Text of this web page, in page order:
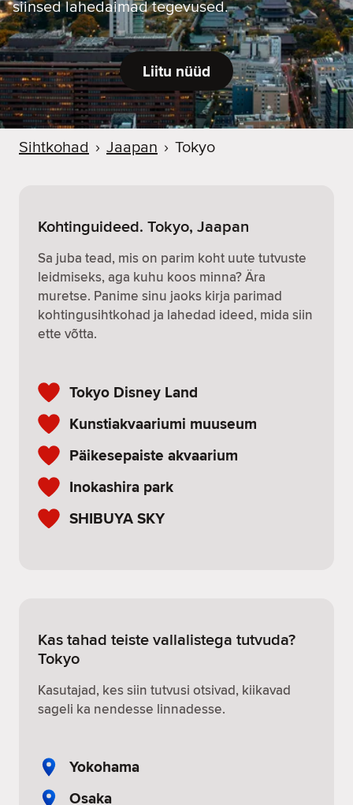
siinsed lahedaimad tegevused.
Liitu nüüd
Sihtkohad › Jaapan › Tokyo
Kohtinguideed. Tokyo, Jaapan
Sa juba tead, mis on parim koht uute tutvuste
leidmiseks, aga kuhu koos minna? Ära
muretse. Panime sinu jaoks kirja parimad
kohtingusihtkohad ja lahedad ideed, mida siin
ette võtta.
Tokyo Disney Land
Kunstiakvaariumi muuseum
Päikesepaiste akvaarium
Inokashira park
SHIBUYA SKY
Kas tahad teiste vallalistega tutvuda?
Tokyo
Kasutajad, kes siin tutvusi otsivad, kiikavad
sageli ka nendesse linnadesse.
Yokohama
Osaka